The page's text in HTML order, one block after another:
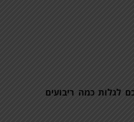
לגלות כמה ריבועים